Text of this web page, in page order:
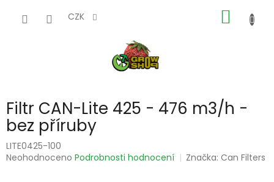
CZK
KOŠÍK
Filtr CAN-Lite 425 - 476 m3/h -
bez příruby
LITE0425-100
Průměrné
Neohodnoceno Podrobnosti hodnocení Značka:Can Filters